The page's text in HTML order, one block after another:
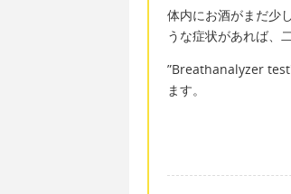
体内にお酒がまだ少
うな症状があれば、
”Breathanalyzer
ます。